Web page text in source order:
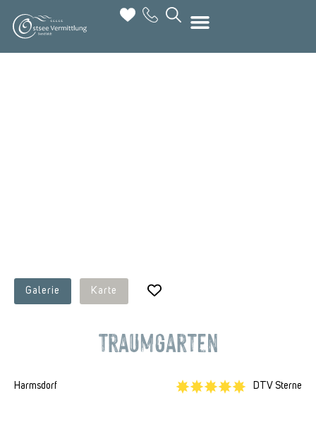
Galerie Karte
Traumgarten
Harmsdorf DTV Sterne